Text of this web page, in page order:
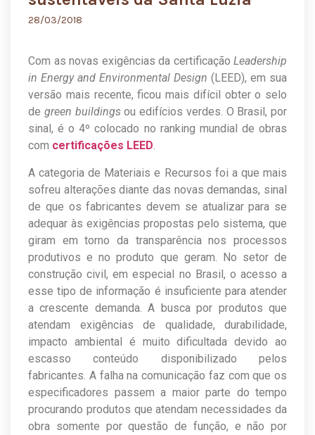
28/03/2018
Com as novas exigências da certificação Leadership
in Energy and Environmental Design (LEED), em sua
versão mais recente, ficou mais difícil obter o selo
de green buildingsou edifícios verdes. O Brasil, por
sinal, é o 4º colocado no ranking mundial de obras
com certificações LEED.
A categoria de Materiais e Recursos foi a que mais
sofreu alterações diante das novas demandas, sinal
de que os fabricantes devem se atualizar para se
adequar às exigências propostas pelo sistema, que
giram em torno da transparência nos processos
produtivos e no produto que geram. No setor de
construção civil, em especial no Brasil, o acesso a
esse tipo de informação é insuficiente para atender
a crescente demanda. A busca por produtos que
atendam exigências de qualidade, durabilidade,
impacto ambiental é muito dificultada devido ao
escasso conteúdo disponibilizado pelos
fabricantes. A falha na comunicação faz com que os
especificadores passem a maior parte do tempo
procurando produtos que atendam necessidades da
obra somente por questão de função, e não por